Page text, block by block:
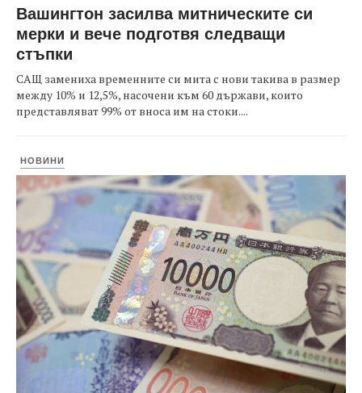
Вашингтон засилва митническите си
мерки и вече подготвя следващи
стъпки
САЩ замениха временните си мита с нови такива в размер
между 10% и 12,5%, насочени към 60 държави, които
представляват 99% от вноса им на стоки....
НОВИНИ